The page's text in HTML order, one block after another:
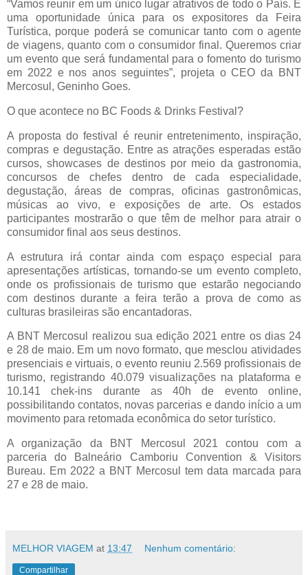
“Vamos reunir em um único lugar atrativos de todo o País. É
uma oportunidade única para os expositores da Feira
Turística, porque poderá se comunicar tanto com o agente
de viagens, quanto com o consumidor final. Queremos criar
um evento que será fundamental para o fomento do turismo
em 2022 e nos anos seguintes”, projeta o CEO da BNT
Mercosul, Geninho Goes.
O que acontece no BC Foods & Drinks Festival?
A proposta do festival é reunir entretenimento, inspiração,
compras e degustação. Entre as atrações esperadas estão
cursos, showcases de destinos por meio da gastronomia,
concursos de chefes dentro de cada especialidade,
degustação, áreas de compras, oficinas gastronômicas,
músicas ao vivo, e exposições de arte. Os estados
participantes mostrarão o que têm de melhor para atrair o
consumidor final aos seus destinos.
A estrutura irá contar ainda com espaço especial para
apresentações artísticas, tornando-se um evento completo,
onde os profissionais de turismo que estarão negociando
com destinos durante a feira terão a prova de como as
culturas brasileiras são encantadoras.
A BNT Mercosul realizou sua edição 2021 entre os dias 24
e 28 de maio. Em um novo formato, que mesclou atividades
presenciais e virtuais, o evento reuniu 2.569 profissionais de
turismo, registrando 40.079 visualizações na plataforma e
10.141 chek-ins durante as 40h de evento online,
possibilitando contatos, novas parcerias e dando início a um
movimento para retomada econômica do setor turístico.
A organização da BNT Mercosul 2021 contou com a
parceria do Balneário Camboriu Convention & Visitors
Bureau. Em 2022 a BNT Mercosul tem data marcada para
27 e 28 de maio.
MELHOR VIAGEM at 13:47 Nenhum comentário:
Compartilhar